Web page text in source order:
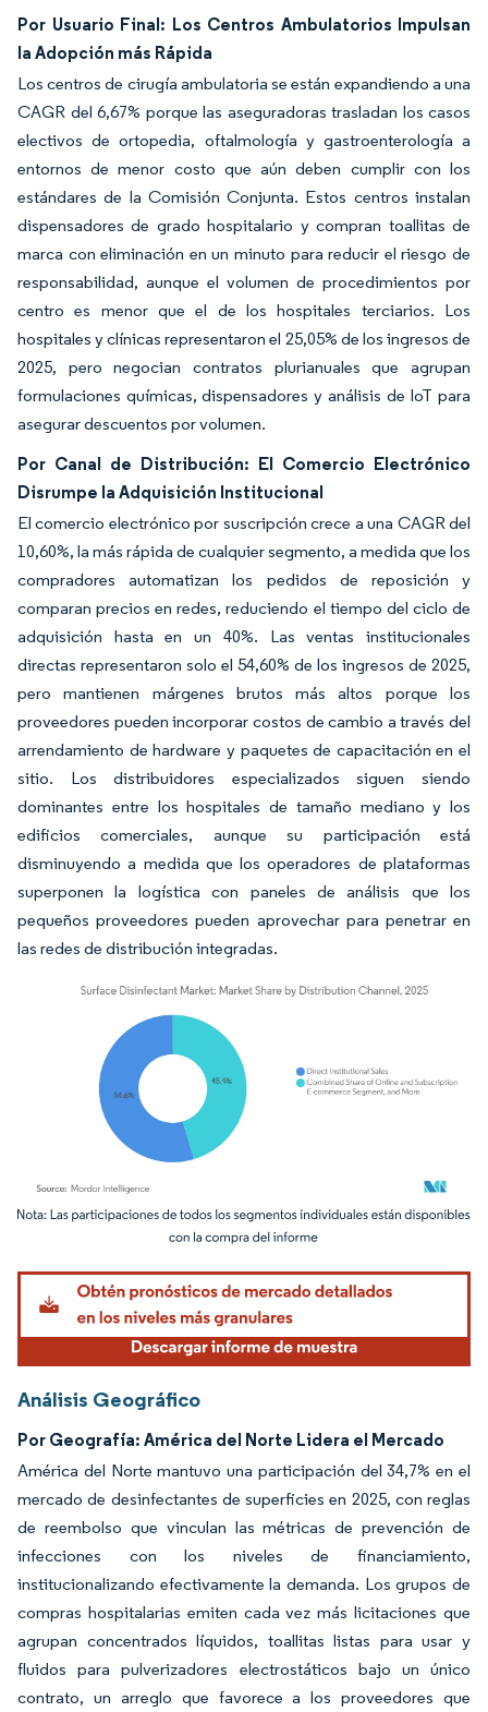
Por Usuario Final: Los Centros Ambulatorios Impulsan
la Adopción más Rápida
Los centros de cirugía ambulatoria se están expandiendo a una
CAGR del 6,67% porque las aseguradoras trasladan los casos
electivos de ortopedia, oftalmología y gastroenterología a
entornos de menor costo que aún deben cumplir con los
estándares de la Comisión Conjunta. Estos centros instalan
dispensadores de grado hospitalario y compran toallitas de
marca con eliminación en un minuto para reducir el riesgo de
responsabilidad, aunque el volumen de procedimientos por
centro es menor que el de los hospitales terciarios. Los
hospitales y clínicas representaron el 25,05% de los ingresos de
2025, pero negocian contratos plurianuales que agrupan
formulaciones químicas, dispensadores y análisis de IoT para
asegurar descuentos por volumen.
Por Canal de Distribución: El Comercio Electrónico
Disrumpe la Adquisición Institucional
El comercio electrónico por suscripción crece a una CAGR del
10,60%, la más rápida de cualquier segmento, a medida que los
compradores automatizan los pedidos de reposición y
comparan precios en redes, reduciendo el tiempo del ciclo de
adquisición hasta en un 40%. Las ventas institucionales
directas representaron solo el 54,60% de los ingresos de 2025,
pero mantienen márgenes brutos más altos porque los
proveedores pueden incorporar costos de cambio a través del
arrendamiento de hardware y paquetes de capacitación en el
sitio. Los distribuidores especializados siguen siendo
dominantes entre los hospitales de tamaño mediano y los
edificios comerciales, aunque su participación está
disminuyendo a medida que los operadores de plataformas
superponen la logística con paneles de análisis que los
pequeños proveedores pueden aprovechar para penetrar en
las redes de distribución integradas.
Imagen © Mordor Intelligence. El uso requiere atribución según CC BY 4.0.
Análisis Geográfico
Por Geografía: América del Norte Lidera el Mercado
América del Norte mantuvo una participación del 34,7% en el
mercado de desinfectantes de superficies en 2025, con reglas
de reembolso que vinculan las métricas de prevención de
infecciones con los niveles de financiamiento,
institucionalizando efectivamente la demanda. Los grupos de
compras hospitalarias emiten cada vez más licitaciones que
agrupan concentrados líquidos, toallitas listas para usar y
fluidos para pulverizadores electrostáticos bajo un único
contrato, un arreglo que favorece a los proveedores que